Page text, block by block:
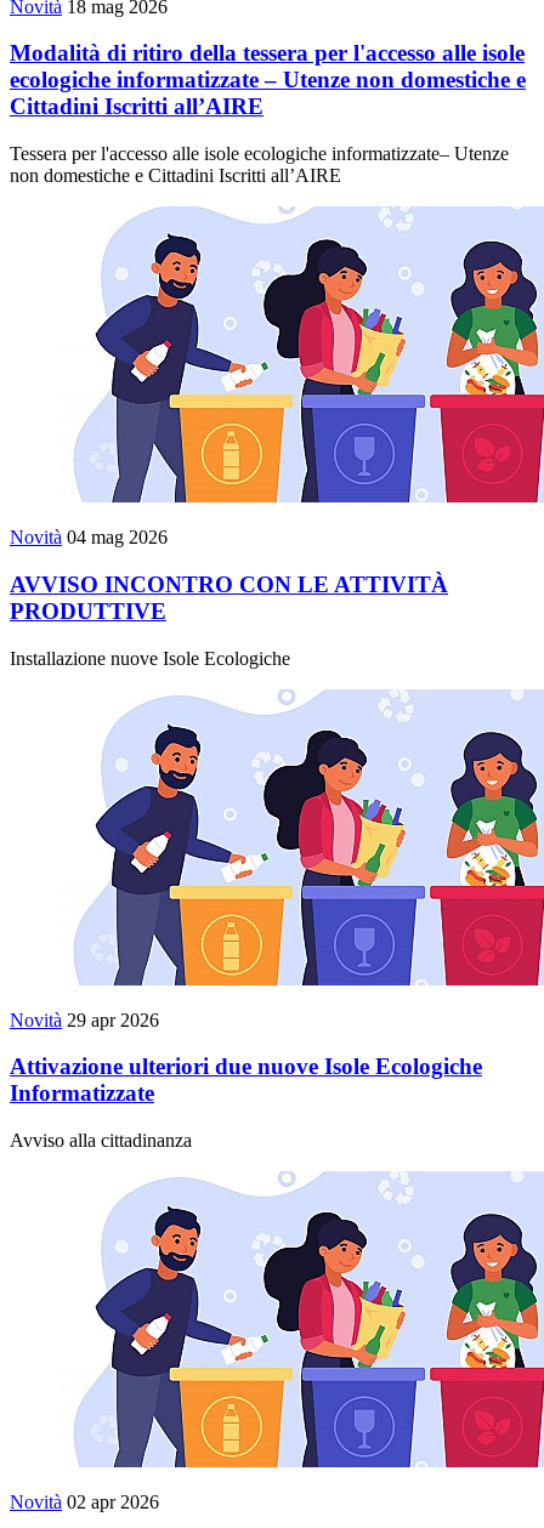
Novità 18 mag 2026
Modalità di ritiro della tessera per l'accesso alle isole
ecologiche informatizzate – Utenze non domestiche e
Cittadini Iscritti all’AIRE
Tessera per l'accesso alle isole ecologiche informatizzate– Utenze
non domestiche e Cittadini Iscritti all’AIRE
Novità 04 mag 2026
AVVISO INCONTRO CON LE ATTIVITÀ
PRODUTTIVE
Installazione nuove Isole Ecologiche
Novità 29 apr 2026
Attivazione ulteriori due nuove Isole Ecologiche
Informatizzate
Avviso alla cittadinanza
Novità 02 apr 2026